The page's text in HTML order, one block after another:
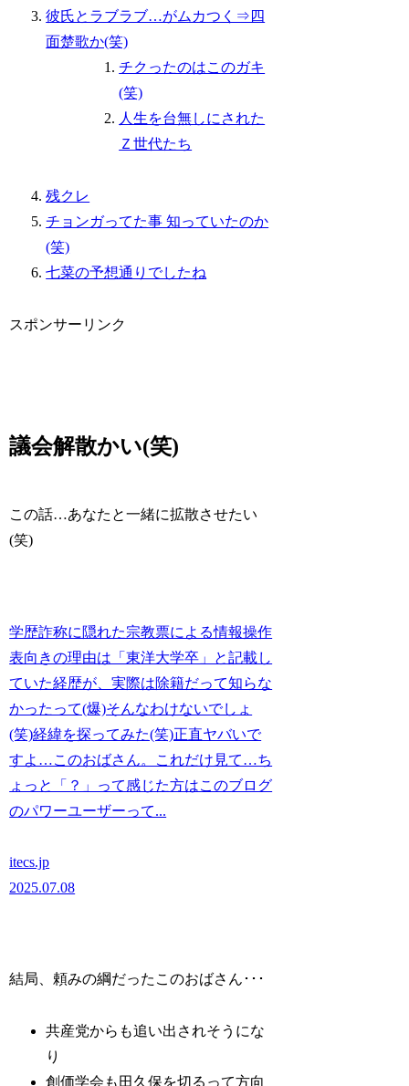
彼氏とラブラブ…がムカつく⇒四
面楚歌か(笑)
チクったのはこのガキ
(笑)
人生を台無しにされた
Ｚ世代たち
残クレ
チョンガってた事 知っていたのか
(笑)
七菜の予想通りでしたね
スポンサーリンク
議会解散かい(笑)
この話…あなたと一緒に拡散させたい
(笑)
学歴詐称に隠れた宗教票による情報操作
表向きの理由は「東洋大学卒」と記載し
ていた経歴が、実際は除籍だって知らな
かったって(爆)そんなわけないでしょ
(笑)経緯を探ってみた(笑)正直ヤバいで
すよ…このおばさん。これだけ見て…ち
ょっと「？」って感じた方はこのブログ
のパワーユーザーって...
itecs.jp
2025.07.08
結局、頼みの綱だったこのおばさん･･･
共産党からも追い出されそうにな
り
創価学会も田久保を切るって方向